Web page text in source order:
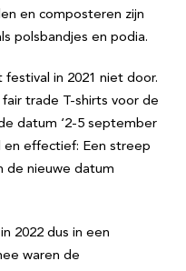
en composteren zijn
polsbandjes en podia.
in 2021 niet door.
trade T-shirts voor de
datum ‘2-5 september
en effectief: Een streep
de nieuwe datum
2022 dus in een
waren de